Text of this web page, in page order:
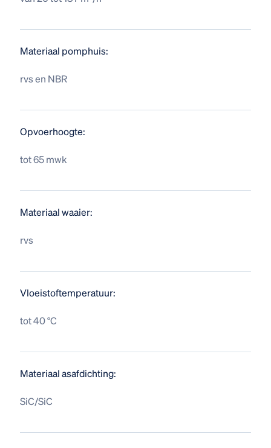
Materiaal pomphuis:
rvs en NBR
Opvoerhoogte:
tot 65 mwk
Materiaal waaier:
rvs
Vloeistoftemperatuur:
tot 40 °C
Materiaal asafdichting:
SiC/SiC